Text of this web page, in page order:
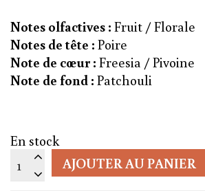
Notes olfactives :Fruit / Florale
Notes de tête :Poire
Note de cœur :Freesia / Pivoine
Note de fond :Patchouli
En stock
quantité
de
AJOUTER AU PANIER